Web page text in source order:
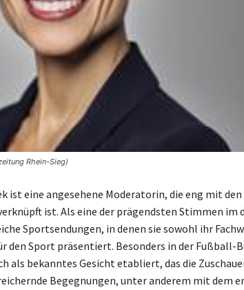
Rhein-Sieg)
ist eine angesehene Moderatorin, die eng mit
ist. Als eine der prägendsten Stimmen im
Sportsendungen, in denen sie sowohl ihr
den Sport präsentiert. Besonders in der Fußball-
als bekanntes Gesicht etabliert, das die
Begegnungen, unter anderem mit dem